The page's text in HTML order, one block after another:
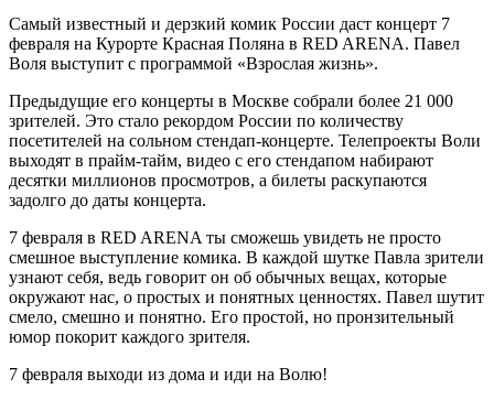
Самый известный и дерзкий комик России даст концерт 7
февраля на Курорте Красная Поляна в RED ARENA. Павел
Воля выступит с программой «Взрослая жизнь».
Предыдущие его концерты в Москве собрали более 21 000
зрителей. Это стало рекордом России по количеству
посетителей на сольном стендап-концерте. Телепроекты Воли
выходят в прайм-тайм, видео с его стендапом набирают
десятки миллионов просмотров, а билеты раскупаются
задолго до даты концерта.
7 февраля в RED ARENA ты сможешь увидеть не просто
смешное выступление комика. В каждой шутке Павла зрители
узнают себя, ведь говорит он об обычных вещах, которые
окружают нас, о простых и понятных ценностях. Павел шутит
смело, смешно и понятно. Его простой, но пронзительный
юмор покорит каждого зрителя.
7 февраля выходи из дома и иди на Волю!